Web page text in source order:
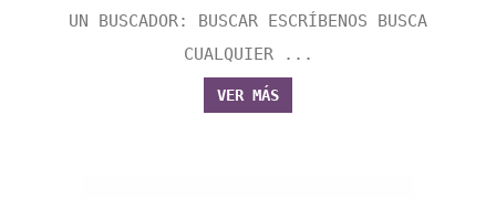
UN BUSCADOR: BUSCAR ESCRÍBENOS BUSCA
CUALQUIER ...
VER MÁS